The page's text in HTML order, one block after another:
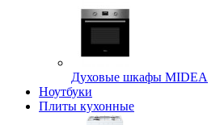
Духовые шкафы MIDEA
Ноутбуки
Плиты кухонные